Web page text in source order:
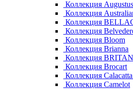
Коллекция Augustus
Коллекция
Коллекция
Коллекция
Коллекция Bloom
Коллекция Brianna
Коллекция
Коллекция Brocart
Коллекция
Коллекция Camelot